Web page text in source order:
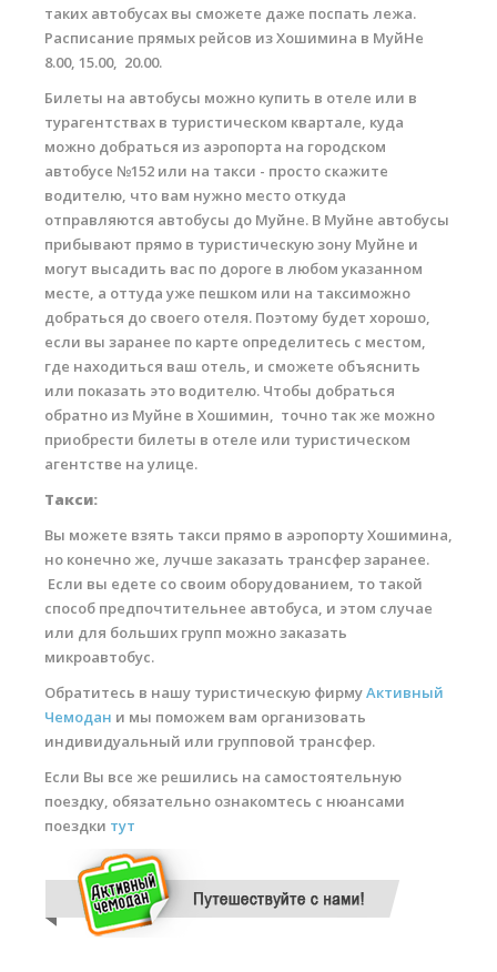
Классический серфинг и SUP
Продажа оборудования
Обучение кайтсерфингу
Обучение Wing Foil
таких автобусах вы сможете даже поспать лежа.
Расписание прямых рейсов из Хошимина в МуйНе
8.00, 15.00, 20.00.
Билеты на автобусы можно купить в отеле или в
турагентствах в туристическом квартале, куда
можно добраться из аэропорта на городском
автобусе №152 или на такси - просто скажите
водителю, что вам нужно место откуда
отправляются автобусы до Муйне. В Муйне автобусы
прибывают прямо в туристическую зону Муйне и
могут высадить вас по дороге в любом указанном
месте, а оттуда уже пешком или на таксиможно
добраться до своего отеля. Поэтому будет хорошо,
если вы заранее по карте определитесь с местом,
где находиться ваш отель, и сможете объяснить
или показать это водителю. Чтобы добраться
обратно из Муйне в Хошимин, точно так же можно
приобрести билеты в отеле или туристическом
агентстве на улице.
Такси:
Вы можете взять такси прямо в аэропорту Хошимина,
но конечно же, лучше заказать трансфер заранее.
Если вы едете со своим оборудованием, то такой
способ предпочтительнее автобуса, и этом случае
или для больших групп можно заказать
микроавтобус.
Обратитесь в нашу туристическую фирмуАктивный
Чемодан и мы поможем вам организовать
индивидуальный или групповой трансфер.
Если Вы все же решились на самостоятельную
поездку, обязательно ознакомтесь с нюансами
поездки тут